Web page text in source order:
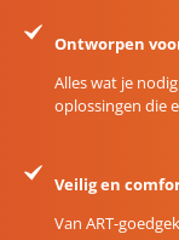
Ontworpen
Alles wat je
oplossingen die
Veilig en
Van ART-